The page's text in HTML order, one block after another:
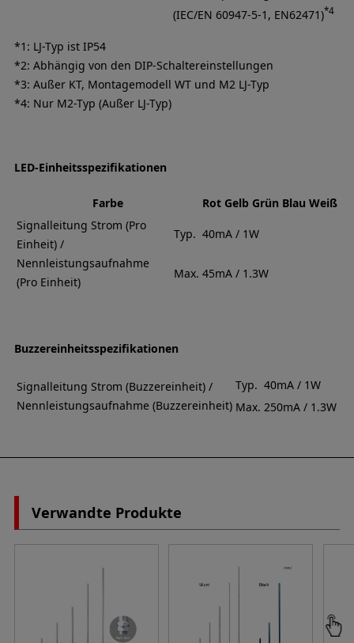
(IEC/EN 60947-5-1, EN62471)*4
*1: LJ-Typ ist IP54
*2: Abhängig von den DIP-Schaltereinstellungen
*3: Außer KT, Montagemodell WT und M2 LJ-Typ
*4: Nur M2-Typ (Außer LJ-Typ)
LED-Einheitsspezifikationen
Farbe Rot Gelb Grün Blau Weiß
Signalleitung Strom (Pro
Einheit) /
Nennleistungsaufnahme
(Pro Einheit)
Typ. 40mA / 1W
Max. 45mA / 1.3W
Buzzereinheitsspezifikationen
Signalleitung Strom (Buzzereinheit) /
Nennleistungsaufnahme (Buzzereinheit)
Typ. 40mA / 1W
Max. 250mA / 1.3W
Verwandte Produkte